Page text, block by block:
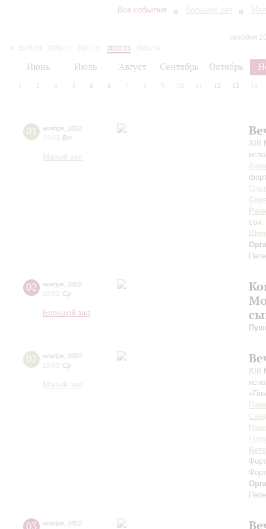
Все события Большой зал
сегодня
2019/20
2020/21 2021/22 2022/23
2023/24
Июнь Июль Август Сентябрь Октябрь
2 3 4 5 6 7 8 9 10 12 13 14
01 ноября 2022
19:00 Вт
Малый зал
XIII
02 ноября 2022
20:00 Ср
Большой зал
02 ноября 2022
19:00 Ср
Малый зал
XIII
03 ноября 2022